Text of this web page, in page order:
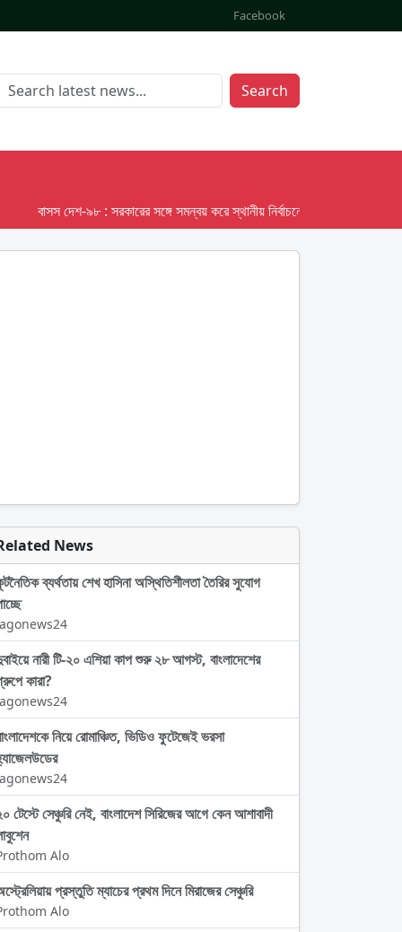
Facebook
Search
বাসস দেশ-৯৮ : সরকারের সঙ্গে সমন্বয় করে স্থানীয় নির্বাচনের তফসিল দেবে ইসি;
News
ব্যর্থতায় শেখ হাসিনা অস্থিতিশীলতা তৈরির সুযোগ
নারী টি-২০ এশিয়া কাপ শুরু ২৮ আগস্ট, বাংলাদেশের
কারা?
নিয়ে রোমাঞ্চিত, ভিডিও ফুটেজেই ভরসা
টেস্টে সেঞ্চুরি নেই, বাংলাদেশ সিরিজের আগে কেন আশাবাদী
Alo
প্রস্তুতি ম্যাচের প্রথম দিনে মিরাজের সেঞ্চুরি
Alo